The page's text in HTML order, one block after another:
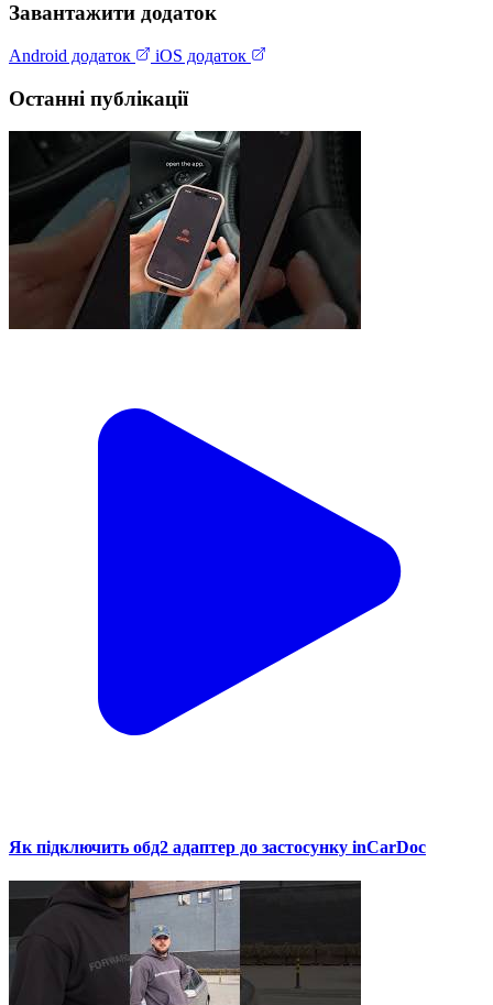
Завантажити додаток
Android додаток iOS додаток
Останні публікації
Як підключить обд2 адаптер до застосунку inCarDoc